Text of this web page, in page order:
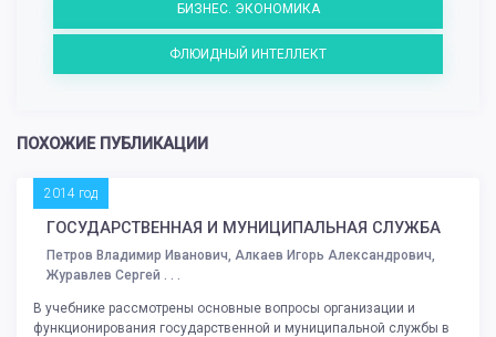
БИЗНЕС. ЭКОНОМИКА
ФЛЮИДНЫЙ ИНТЕЛЛЕКТ
ПОХОЖИЕ ПУБЛИКАЦИИ
2014 год
ГОСУДАРСТВЕННАЯ И МУНИЦИПАЛЬНАЯ СЛУЖБА
Петров Владимир Иванович, Алкаев Игорь Александрович,
Журавлев Сергей . . .
В учебнике рассмотрены основные вопросы организации и
функционирования государственной и муниципальной службы в